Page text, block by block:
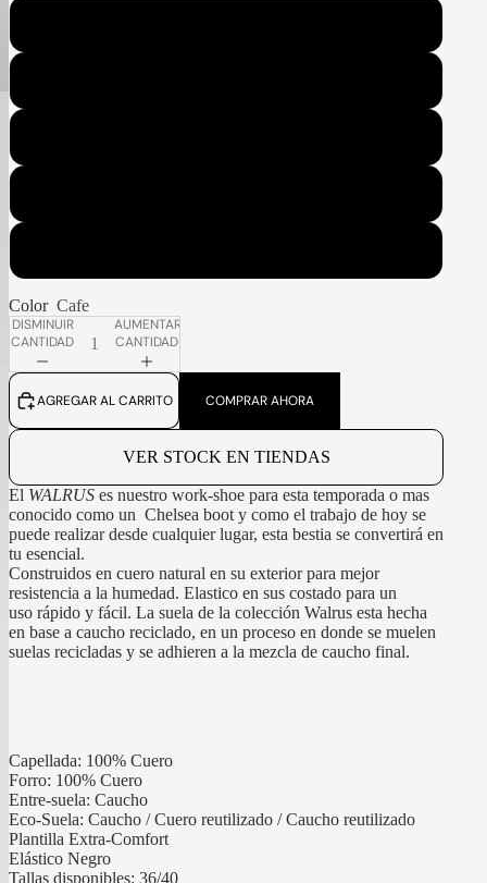
Color Cafe
DISMINUIR
CANTIDAD
AUMENTAR
CANTIDAD
AGREGAR AL CARRITO COMPRAR AHORA
VER STOCK EN TIENDAS
El WALRUS es nuestro work-shoe para esta temporada o mas
conocido como un Chelsea boot y como el trabajo de hoy se
puede realizar desde cualquier lugar, esta bestia se convertirá en
tu esencial.
Construidos en cuero natural en su exterior para mejor
resistencia a la humedad. Elastico en sus costado para un
uso rápido y fácil. La suela de la colección Walrus esta hecha
en base a caucho reciclado, en un proceso en donde se muelen
suelas recicladas y se adhieren a la mezcla de caucho final.
Capellada: 100% Cuero
Forro: 100% Cuero
Entre-suela: Caucho
Eco-Suela: Caucho / Cuero reutilizado / Caucho reutilizado
Plantilla Extra-Comfort
Elástico Negro
Tallas disponibles: 36/40